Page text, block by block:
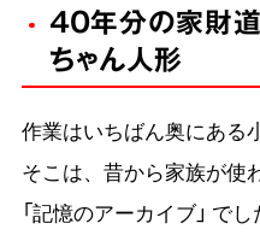
40年分の家財
ちゃん人形
作業はいちばん奥にある
そこは、昔から家族が使
「記憶のアーカイブ」 でし